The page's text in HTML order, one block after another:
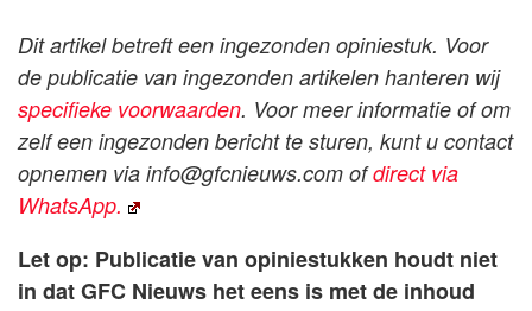
Dit artikel betreft een ingezonden opiniestuk. Voor
de publicatie van ingezonden artikelen hanteren wij
specifieke voorwaarden. Voor meer informatie of om
zelf een ingezonden bericht te sturen, kunt u contact
opnemen via info@gfcnieuws.com ofdirect via
WhatsApp.
Let op: Publicatie van opiniestukken houdt niet
in dat GFC Nieuws het eens is met de inhoud